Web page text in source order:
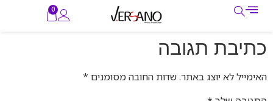
0
כתיבת תגובה
האימייל לא יוצג באתר.שדות החובה מסומנים *